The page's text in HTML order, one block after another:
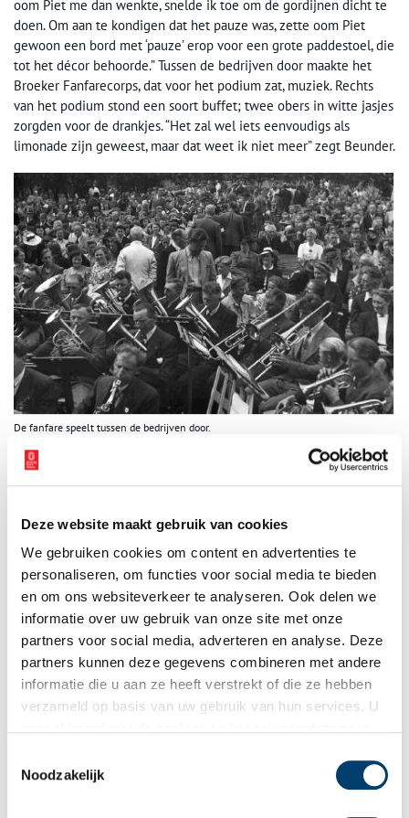
Deze website maakt gebruik van cookies
We gebruiken cookies om content en advertenties te
personaliseren, om functies voor social media te bieden
en om ons websiteverkeer te analyseren. Ook delen we
informatie over uw gebruik van onze site met onze
partners voor social media, adverteren en analyse. Deze
partners kunnen deze gegevens combineren met andere
informatie die u aan ze heeft verstrekt of die ze hebben
verzameld op basis van uw gebruik van hun services. U
Noodzakelijk
oom Piet me dan wenkte, snelde ik toe om de gordijnen dicht te
doen. Om aan te kondigen dat het pauze was, zette oom Piet
gewoon een bord met ‘pauze’ erop voor een grote paddestoel, die
tot het décor behoorde.” Tussen de bedrijven door maakte het
Broeker Fanfarecorps, dat voor het podium zat, muziek. Rechts
van het podium stond een soort buffet; twee obers in witte jasjes
zorgden voor de drankjes. “Het zal wel iets eenvoudigs als
limonade zijn geweest, maar dat weet ik niet meer” zegt Beunder.
De fanfare speelt tussen de bedrijven door.
Onderduikers onder de aanwezigen
maar ze heeft het dus toch gedaan.” (…) “Er waren ook
onderduikers onder de aanwezigen, mijn broer bijvoorbeeld, die ‘s
nachts niet thuis sliep omdat hij aan dwangarbeid wilde
ontkomen.” Beunder heeft een flink aantal foto’s van de
feestelijkheden rond het jubileum. Op een ervan eert
burgemeester Peereboom dirigent Vonk van het Fanfarecorps
met een lauwerkrans. “De burgemeester sprak ook een
dankwoord. Er was zo weinig amusement in die tijd; vandaar dat
heel Broek uitliep voor dit feest.”